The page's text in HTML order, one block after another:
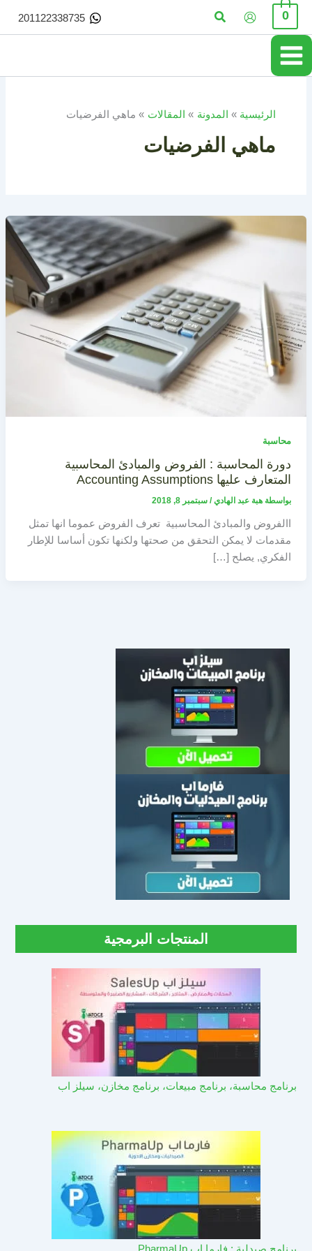
تخطي
المحتوى
0 البحث 201122338735
الرئيسية المدونة المقالات ماهي الفرضيات
ماهي الفرضيات
محاسبة
دورة المحاسبة : الفروض والمبادئ المحاسبية
المتعارف عليها Accounting Assumptions
بواسطة هبة عبد الهادي/ سبتمبر 8, 2018
االفروض والمبادئ المحاسبية تعرف الفروض عموما انها تمثل
مقدمات لا يمكن التحقق من صحتها ولكنها تكون أساسا للإطار
الفكري, يصلح […]
المنتجات البرمجية
برنامج محاسبة، برنامج مبيعات، برنامج مخازن، سيلز اب